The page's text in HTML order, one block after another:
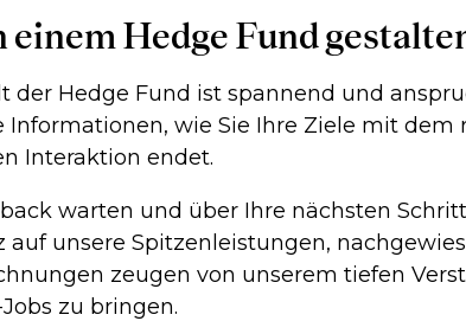
Hedge Fund
der Hedge Fund ist spannend und
wie Sie Ihre Ziele mit
Interaktion endet.
warten und über Ihre nächsten
auf unsere Spitzenleistungen,
zeugen von unserem tiefen
zu bringen.